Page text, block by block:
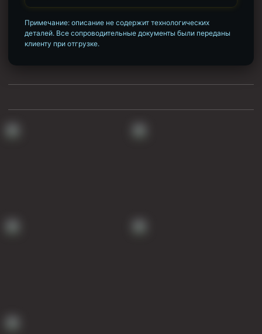
Муфта ОТТМ 168
Муфта ОТТМ 114
Муфта ОТТГ 146
Примечание: описание не содержит технологических
деталей. Все сопроводительные документы были переданы
клиенту при отгрузке.